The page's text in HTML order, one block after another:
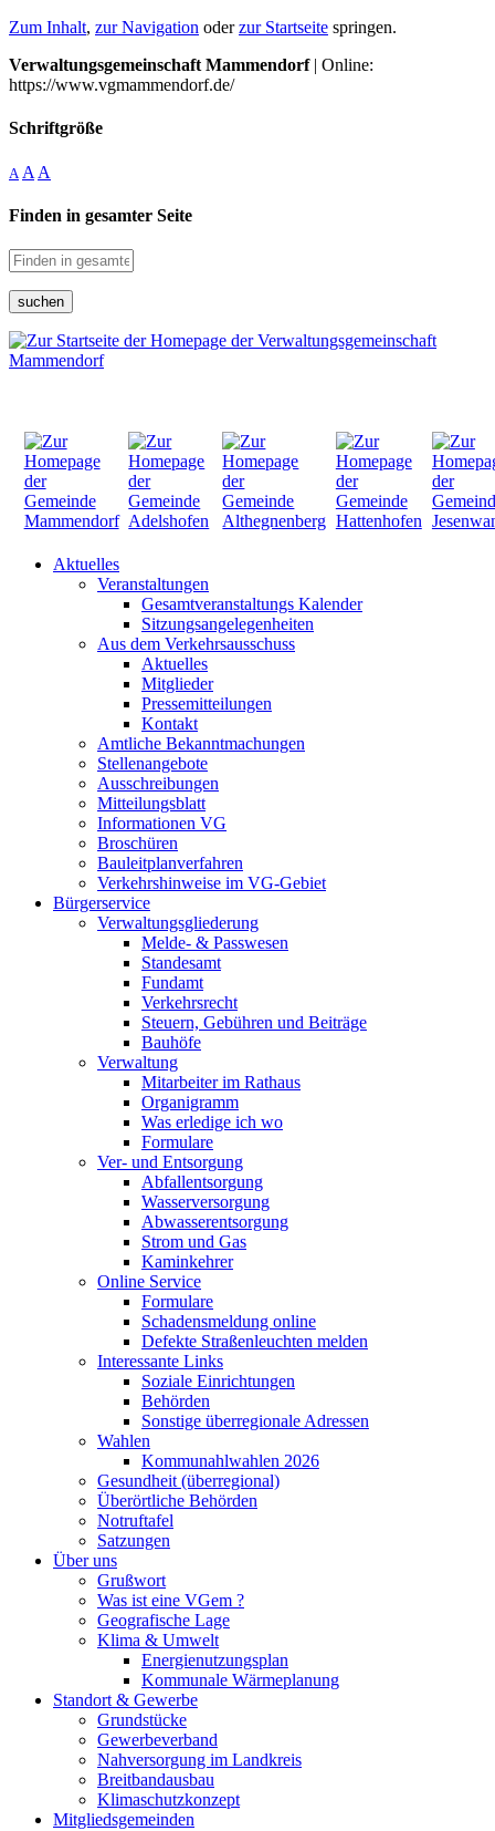
Zum Inhalt, zur Navigation oderzur Startseite springen.
Verwaltungsgemeinschaft Mammendorf| Online:
https://www.vgmammendorf.de/
Schriftgröße
A A A
Finden in gesamter Seite
suchen
Aktuelles
Veranstaltungen
Gesamtveranstaltungs Kalender
Sitzungsangelegenheiten
Aus dem Verkehrsausschuss
Aktuelles
Mitglieder
Pressemitteilungen
Kontakt
Amtliche Bekanntmachungen
Stellenangebote
Ausschreibungen
Mitteilungsblatt
Informationen VG
Broschüren
Bauleitplanverfahren
Verkehrshinweise im VG-Gebiet
Bürgerservice
Verwaltungsgliederung
Melde- & Passwesen
Standesamt
Fundamt
Verkehrsrecht
Steuern, Gebühren und Beiträge
Bauhöfe
Verwaltung
Mitarbeiter im Rathaus
Organigramm
Was erledige ich wo
Formulare
Ver- und Entsorgung
Abfallentsorgung
Wasserversorgung
Abwasserentsorgung
Strom und Gas
Kaminkehrer
Online Service
Formulare
Schadensmeldung online
Defekte Straßenleuchten melden
Interessante Links
Soziale Einrichtungen
Behörden
Sonstige überregionale Adressen
Wahlen
Kommunahlwahlen 2026
Gesundheit (überregional)
Überörtliche Behörden
Notruftafel
Satzungen
Über uns
Grußwort
Was ist eine VGem ?
Geografische Lage
Klima & Umwelt
Energienutzungsplan
Kommunale Wärmeplanung
Standort & Gewerbe
Grundstücke
Gewerbeverband
Nahversorgung im Landkreis
Breitbandausbau
Klimaschutzkonzept
Mitgliedsgemeinden